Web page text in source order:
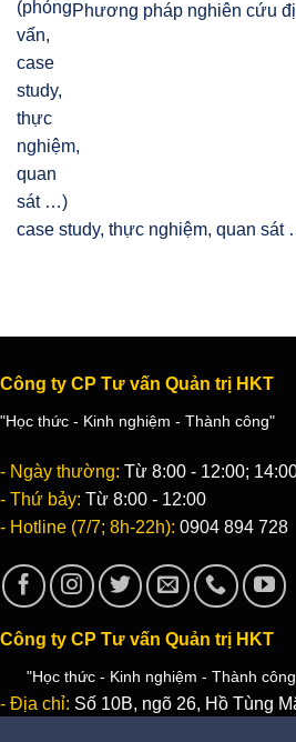
Phương pháp nghiên cứu
case study, thực nghiệm, quan sát
Công ty CP Tư vấn Quản trị HKT
"Học thức - Kinh nghiệm - Thành công"
- Ngày thường: Từ 8:00 - 12:00;
- Thứ bảy: Từ 8:00 - 12:00
- Hotline (7/7; 8h-22h): 0904 894 728
Công ty CP Tư vấn Quản trị HKT
"Học thức - Kinh nghiệm - Thành
- Địa chỉ: Số 10B, ngõ 26, Hồ Tùng